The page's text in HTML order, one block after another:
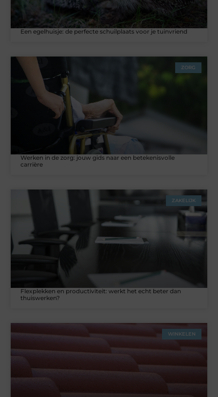
Een egelhuisje: de perfecte schuilplaats voor je tuinvriend
ZORG
Werken in de zorg: jouw gids naar een betekenisvolle
carrière
ZAKELIJK
Flexplekken en productiviteit: werkt het echt beter dan
thuiswerken?
WINKELEN